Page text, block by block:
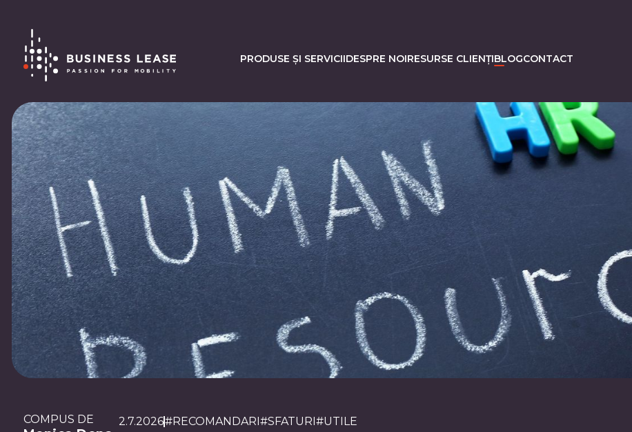
PRODUSE ȘI SERVICIIDESPRE NOIRESURSE CLIENȚIBLOGCONTACT
COMPUS DE 2.7.2026#RECOMANDARI#SFATURI#UTILE